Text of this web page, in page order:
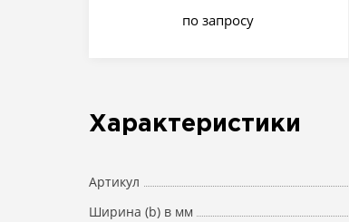
по запросу
Характеристики
Артикул
Ширина (b) в мм